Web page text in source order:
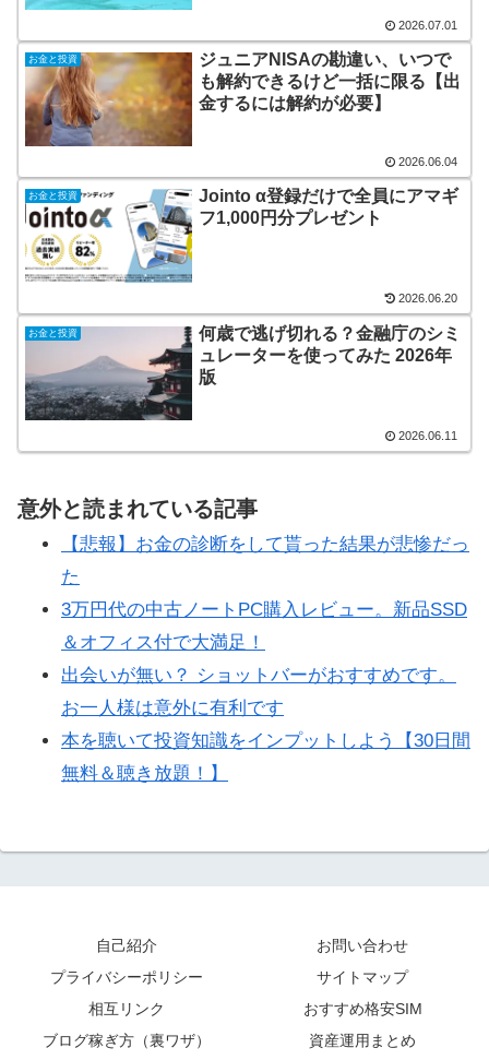
2026.07.01
お金と投資
ジュニアNISAの勘違い、いつで
も解約できるけど一括に限る【出
金するには解約が必要】
2026.06.04
お金と投資
Jointo α登録だけで全員にアマギ
フ1,000円分プレゼント
2026.06.20
お金と投資
何歳で逃げ切れる？金融庁のシミ
ュレーターを使ってみた 2026年
版
2026.06.11
意外と読まれている記事
【悲報】お金の診断をして貰った結果が悲惨だっ
た
3万円代の中古ノートPC購入レビュー。新品SSD
＆オフィス付で大満足！
出会いが無い？ ショットバーがおすすめです。
お一人様は意外に有利です
本を聴いて投資知識をインプットしよう【30日間
無料＆聴き放題！】
自己紹介
お問い合わせ
プライバシーポリシー
サイトマップ
相互リンク
おすすめ格安SIM
ブログ稼ぎ方（裏ワザ）
資産運用まとめ